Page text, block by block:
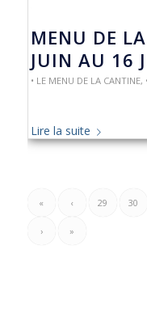
MENU DE
JUIN AU 16
• LE MENU DE LA CANTINE,
Lire la suite
« ‹ 29 30
› »